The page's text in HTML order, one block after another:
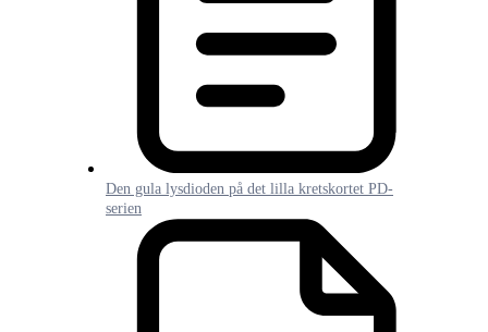
Den gula lysdioden på det lilla kretskortet PD-
serien